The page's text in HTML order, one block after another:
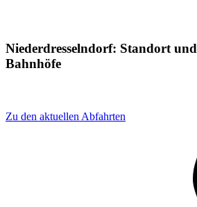
Niederdresselndorf: Standort und
Bahnhöfe
Zu den aktuellen Abfahrten